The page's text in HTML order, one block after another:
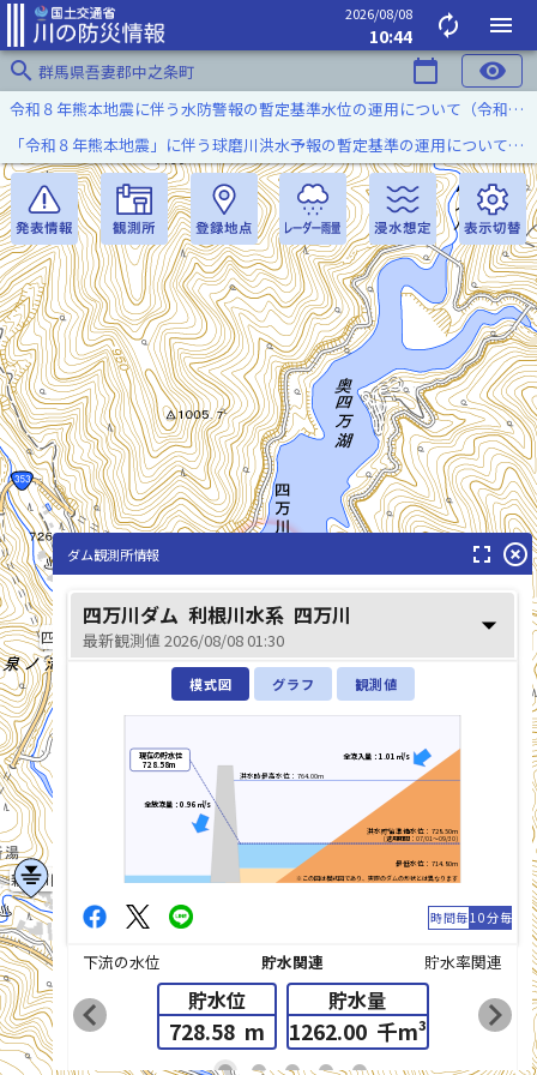
2026/08/08
10:44 autorenew
menu
search 群馬県吾妻郡中之条町 calendar_today visibility
四万川(しまがわ)
新湯川(あらゆがわ)
令和８年熊本地震に伴う水防警報の暫定基準水位の運用について（令和８年８月７日）
「令和８年熊本地震」に伴う球磨川洪水予報の暫定基準の運用について（令和８年８月５日）
list_alt
ダム観測所情報 fullscreen highlight_off
四万川ダム 利根川水系 四万川
最新観測値 2026/08/08 01:30 arrow_drop_down
模式図 グラフ 観測値
※この図は模式図であり、実際のダムの形状とは異なります
洪水時最高水位：764.00m
洪水貯留準備水位：728.50m
(適用期間：07/01～09/30)
最低水位：714.80m
現在の貯水位
728.58m
全流入量：1.01㎥/s
全放流量：0.96㎥/s
時間毎10分毎
下流の水位 貯水関連 貯水率関連
貯水位
728.58 m
貯水量
1262.00 千m³
chevron_left chevron_right